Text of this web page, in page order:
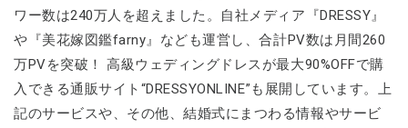
ワー数は240万人を超えました。自社メディア『DRESSY』
や『美花嫁図鑑farny』なども運営し、合計PV数は月間260
万PVを突破！ 高級ウェディングドレスが最大90%OFFで購
入できる通販サイト“DRESSYONLINE”も展開しています。上
記のサービスや、その他、結婚式にまつわる情報やサービ